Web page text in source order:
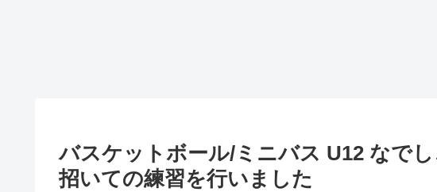
バスケットボール/ミニバス U12 なで
招いての練習を行いました